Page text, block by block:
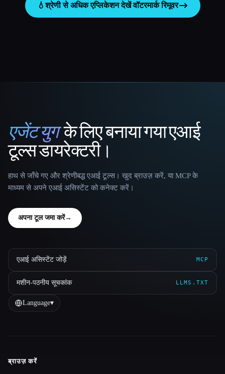
💧श्रेणी से अधिक एप्लिकेशन देखेंवॉटरमार्क रिमूवर
That AI Collection
एजेंट युगके लिए बनाया गया एआई
टूल्स डायरेक्टरी।
हाथ से जाँचे गए और श्रेणीबद्ध एआई टूल्स। खुद ब्राउज़ करें, या MCP के
माध्यम से अपने एआई असिस्टेंट को कनेक्ट करें।
अपना टूल जमा करें→
एआई असिस्टेंट जोड़ें MCP
मशीन-पठनीय सूचकांक LLMS.TXT
Language▾
Site navigation
ब्राउज़ करें